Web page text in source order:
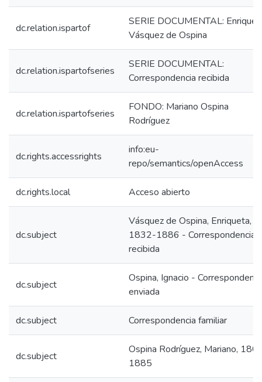
dc.relation.ispartof
SERIE DOCUMENTAL:
Vásquez de Ospina
dc.relation.ispartofseries
SERIE DOCUMENTAL:
Correspondencia recibida
dc.relation.ispartofseries
FONDO: Mariano Ospina
Rodríguez
dc.rights.accessrights
info:eu-
repo/semantics/openAccess
dc.rights.local Acceso abierto
dc.subject
Vásquez de Ospina, Enriqueta,
1832-1886 - Correspondencia
recibida
dc.subject
Ospina, Ignacio -
enviada
dc.subject Correspondencia familiar
dc.subject
Ospina Rodríguez, Mariano,
1885